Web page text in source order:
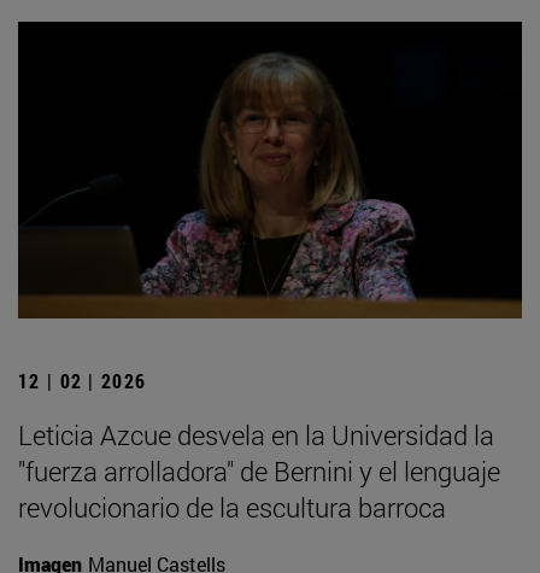
12 | 02 | 2026
Leticia Azcue desvela en la Universidad la
"fuerza arrolladora" de Bernini y el lenguaje
revolucionario de la escultura barroca
Imagen Manuel Castells